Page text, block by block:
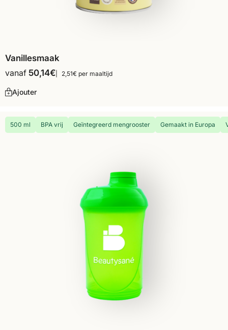
Vanillesmaak
vanaf 50,14€ 2,51€ per maaltijd
Ajouter
500 ml BPA vrij Geïntegreerd mengrooster Gemaakt in Europa